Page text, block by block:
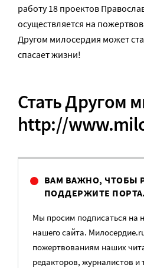
работу 18 проектов
осуществляется на
Другом милосердия может
спасает жизни!
Стать Другом
http://
ВАМ ВАЖНО, ЧТОБЫ
ПОДДЕРЖИТЕ
Мы просим подписаться на
нашего сайта.
пожертвованиям наших
редакторов, журналистов